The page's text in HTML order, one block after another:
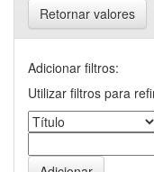
Retornar valores
Adicionar filtros:
Utilizar filtros para